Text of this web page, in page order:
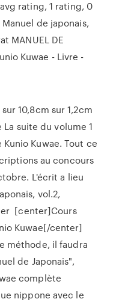
rating, 1 rating, 0
de japonais,
MANUEL DE
Kuwae - Livre -
10,8cm sur 1,2cm
suite du volume 1
Kuwae. Tout ce
au concours
L'écrit a lieu
vol.2,
[center]Cours
Kuwae[/center]
méthode, il faudra
de Japonais",
complète
nippone avec le